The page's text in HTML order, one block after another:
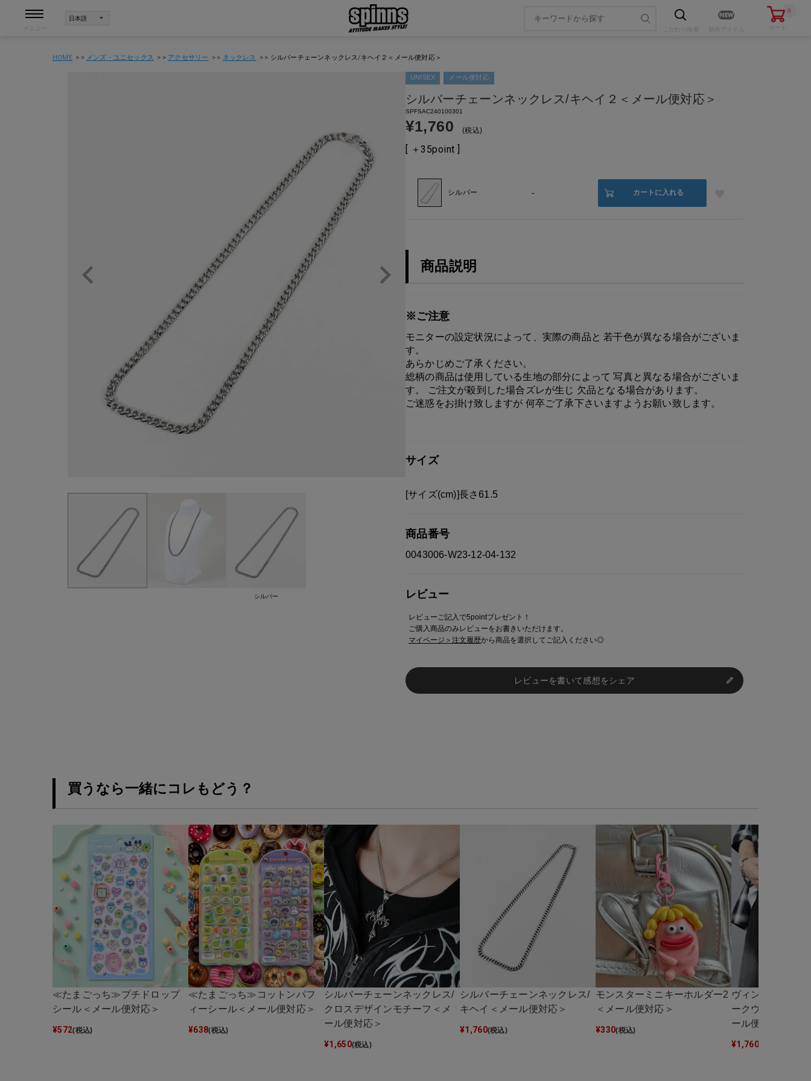
0
カート
HOME メンズ・ユニセックス アクセサリー ネックレス シルバーチェーンネックレス/キヘイ２＜メール便対応＞
UNISEX メール便対応
シルバーチェーンネックレス/キヘイ２＜メール便対応＞
SPFSAC240100301
¥1,760 税込
[ ＋35point ]
シルバー - カートに入れる
商品説明
※ご注意
モニターの設定状況によって、実際の商品と 若干色が異なる場合がございま
す。
あらかじめご了承ください。
総柄の商品は使用している生地の部分によって 写真と異なる場合がございま
す。 ご注文が殺到した場合ズレが生じ 欠品となる場合があります。
ご迷惑をお掛け致しますが 何卒ご了承下さいますようお願い致します。
サイズ
[サイズ(cm)]長さ61.5
商品番号
0043006-W23-12-04-132
レビュー
レビューご記入で5pointプレゼント！
ご購入商品のみレビューをお書きいただけます。
マイページ＞注文履歴から商品を選択してご記入ください◎
レビューを書いて感想をシェア
シルバー
買うなら一緒にコレもどう？
≪たまごっち≫プチドロップ
シール＜メール便対応＞
¥572(税込)
≪たまごっち≫コットンパフ
ィーシール＜メール便対応＞
¥638(税込)
シルバーチェーンネックレス/
クロスデザインモチーフ＜メ
ール便対応＞
¥1,650(税込)
シルバーチェーンネックレス/
キヘイ＜メール便対応＞
¥1,760(税込)
モンスターミニキーホルダー2
＜メール便対応＞
¥330(税込)
ヴィンテージラ
ークウォレット
ール便対応＞
¥1,760